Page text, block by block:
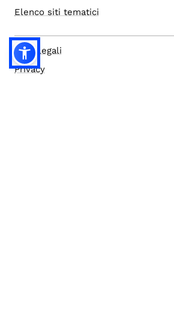
Elenco siti tematici
Note legali
Privacy